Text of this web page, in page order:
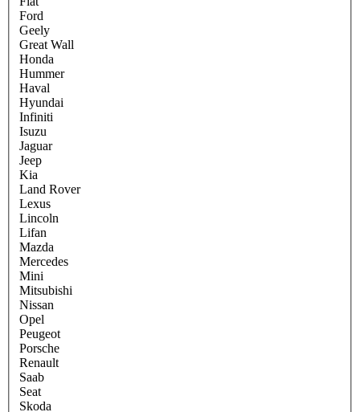
Ford
Geely
Great Wall
Honda
Hummer
Haval
Hyundai
Infiniti
Isuzu
Jaguar
Jeep
Kia
Land Rover
Lexus
Lincoln
Lifan
Mazda
Mercedes
Mini
Mitsubishi
Nissan
Opel
Peugeot
Porsche
Renault
Saab
Seat
Skoda